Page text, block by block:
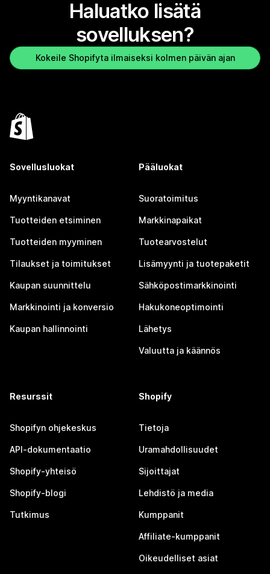
Haluatko lisätä
sovelluksen?
Kokeile Shopifyta ilmaiseksi kolmen päivän ajan
Sovellusluokat
Myyntikanavat
Tuotteiden etsiminen
Tuotteiden myyminen
Tilaukset ja toimitukset
Kaupan suunnittelu
Markkinointi ja konversio
Kaupan hallinnointi
Pääluokat
Suoratoimitus
Markkinapaikat
Tuotearvostelut
Lisämyynti ja tuotepaketit
Sähköpostimarkkinointi
Hakukoneoptimointi
Lähetys
Valuutta ja käännös
Resurssit
Shopifyn ohjekeskus
API-dokumentaatio
Shopify-yhteisö
Shopify-blogi
Tutkimus
Shopify
Tietoja
Uramahdollisuudet
Sijoittajat
Lehdistö ja media
Kumppanit
Affiliate-kumppanit
Oikeudelliset asiat